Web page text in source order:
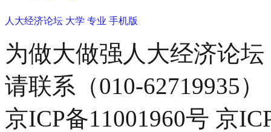
人大经济论坛 大学 专业 手机版
为做大做强人大经济论
请联系（010-62719935）
京ICP备11001960号 京